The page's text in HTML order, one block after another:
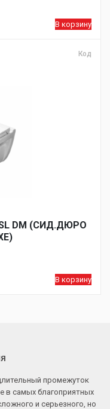
В корзину
Код
DM (СИД.ДЮРО
В корзину
промежуток
в самых благоприятных
и серьезного, но